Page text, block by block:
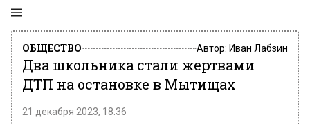
ОБЩЕСТВО Автор: Иван Лабзин
Два школьника стали жертвами
ДТП на остановке в Мытищах
21 декабря 2023, 18:36